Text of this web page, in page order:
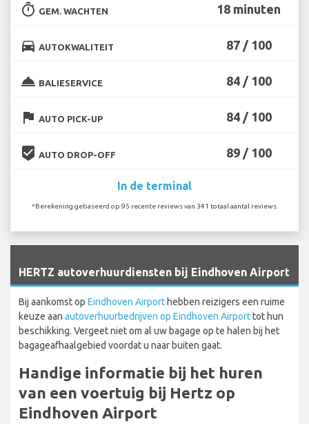
timer GEM. WACHTEN 18 minuten
directions_car AUTOKWALITEIT 87 / 100
room_service BALIESERVICE 84 / 100
flag AUTO PICK-UP 84 / 100
beenhere AUTO DROP-OFF 89 / 100
In de terminal
*Berekening gebaseerd op 95 recente reviews van 341 totaal aantal reviews.
HERTZ autoverhuurdiensten bij Eindhoven Airport
Bij aankomst op Eindhoven Airporthebben reizigers een ruime
keuze aan autoverhuurbedrijven op Eindhoven Airporttot hun
beschikking. Vergeet niet om al uw bagage op te halen bij het
bagageafhaalgebied voordat u naar buiten gaat.
Handige informatie bij het huren
van een voertuig bij Hertz op
Eindhoven Airport